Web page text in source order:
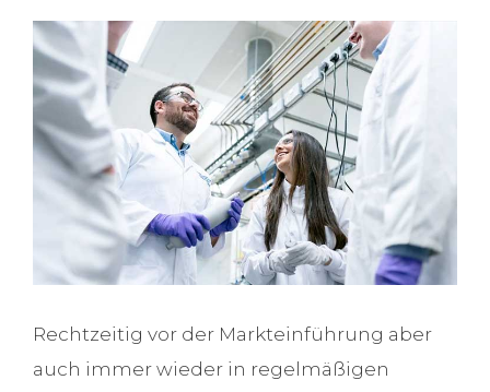
Rechtzeitig vor der Markteinführung aber
auch immer wieder in regelmäßigen